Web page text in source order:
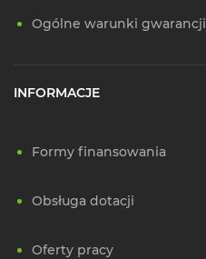
Ogólne warunki gwarancji
INFORMACJE
Formy finansowania
Obsługa dotacji
Oferty pracy